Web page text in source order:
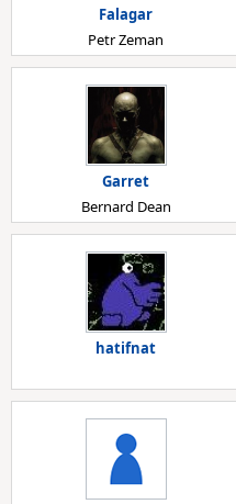
Falagar
Petr Zeman
Garret
Bernard Dean
hatifnat